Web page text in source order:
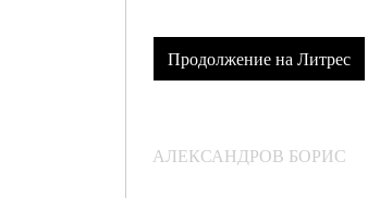
Продолжение на Литрес
АЛЕКСАНДРОВ БОРИС